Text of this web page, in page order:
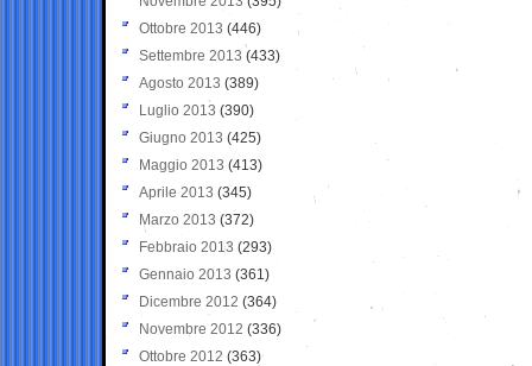
Ottobre 2013 (446)
Settembre 2013 (433)
Agosto 2013 (389)
Luglio 2013 (390)
Giugno 2013 (425)
Maggio 2013 (413)
Aprile 2013 (345)
Marzo 2013 (372)
Febbraio 2013 (293)
Gennaio 2013 (361)
Dicembre 2012 (364)
Novembre 2012 (336)
Ottobre 2012 (363)